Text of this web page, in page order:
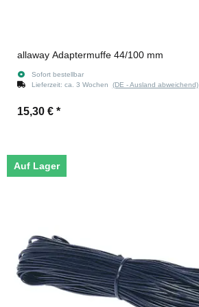
allaway Adaptermuffe 44/100 mm
Sofort bestellbar
Lieferzeit: ca. 3 Wochen (DE - Ausland abweichend)
15,30 € *
Auf Lager